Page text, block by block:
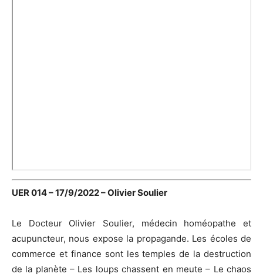
UER 014 – 17/9/2022 – Olivier Soulier
Le Docteur Olivier Soulier, médecin homéopathe et
acupuncteur, nous expose la propagande. Les écoles de
commerce et finance sont les temples de la destruction
de la planète – Les loups chassent en meute – Le chaos